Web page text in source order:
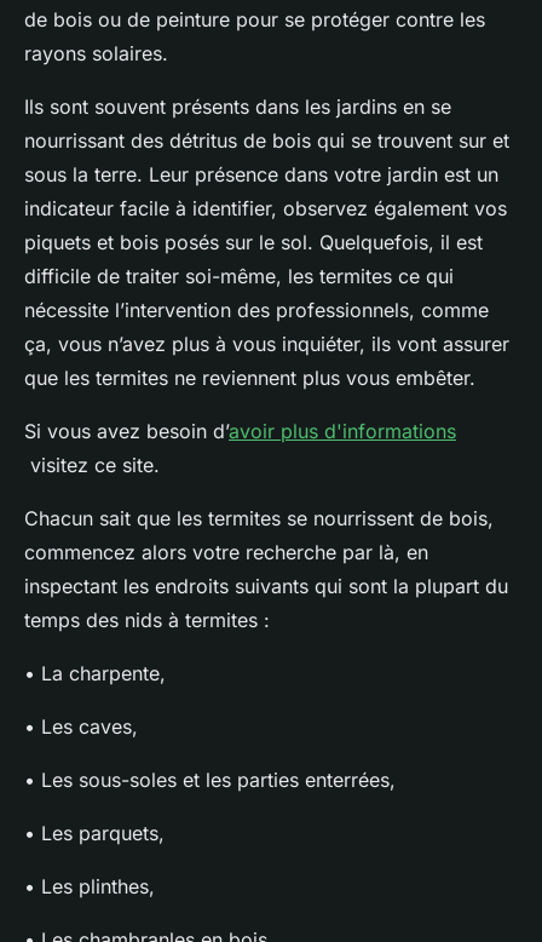
de bois ou de peinture pour se protéger contre les
rayons solaires.
Ils sont souvent présents dans les jardins en se
nourrissant des détritus de bois qui se trouvent sur et
sous la terre. Leur présence dans votre jardin est un
indicateur facile à identifier, observez également vos
piquets et bois posés sur le sol. Quelquefois, il est
difficile de traiter soi-même, les termites ce qui
nécessite l’intervention des professionnels, comme
ça, vous n’avez plus à vous inquiéter, ils vont assurer
que les termites ne reviennent plus vous embêter.
Si vous avez besoin d’avoir plus d'informations
visitez ce site.
Chacun sait que les termites se nourrissent de bois,
commencez alors votre recherche par là, en
inspectant les endroits suivants qui sont la plupart du
temps des nids à termites :
• La charpente,
• Les caves,
• Les sous-soles et les parties enterrées,
• Les parquets,
• Les plinthes,